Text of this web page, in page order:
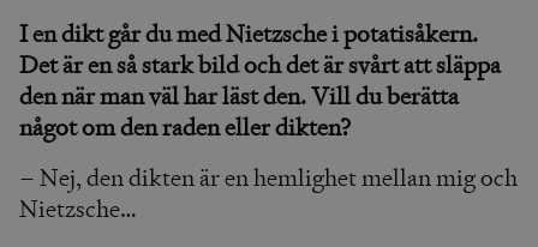
I en dikt går du med Nietzsche i potatisåkern.
Det är en så stark bild och det är svårt att släppa
den när man väl har läst den. Vill du berätta
något om den raden eller dikten?
– Nej, den dikten är en hemlighet mellan mig och
Nietzsche…